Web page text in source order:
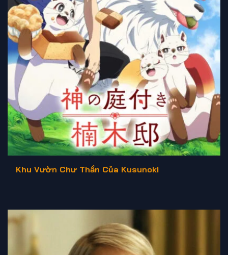
Khu Vườn Chư Thần Của Kusunoki